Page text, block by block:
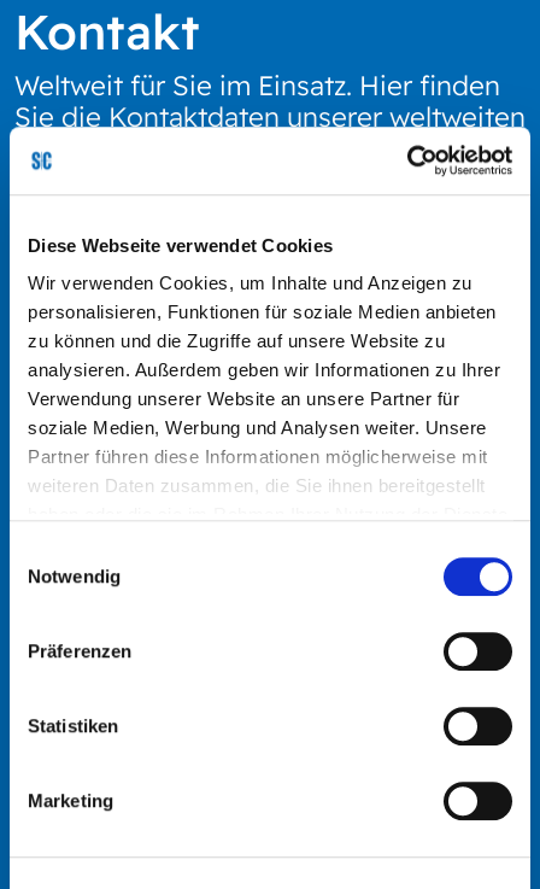
Diese Webseite verwendet Cookies
Wir verwenden Cookies, um Inhalte und Anzeigen zu
personalisieren, Funktionen für soziale Medien anbieten
zu können und die Zugriffe auf unsere Website zu
analysieren. Außerdem geben wir Informationen zu Ihrer
Verwendung unserer Website an unsere Partner für
soziale Medien, Werbung und Analysen weiter. Unsere
Partner führen diese Informationen möglicherweise mit
weiteren Daten zusammen, die Sie ihnen bereitgestellt
Notwendig
Präferenzen
Statistiken
Marketing
Kontakt
Weltweit für Sie im Einsatz. Hier finden
Sie die Kontaktdaten unserer weltweiten
Standorte. Senden Sie uns gerne eine
Nachricht oder rufen Sie uns an.